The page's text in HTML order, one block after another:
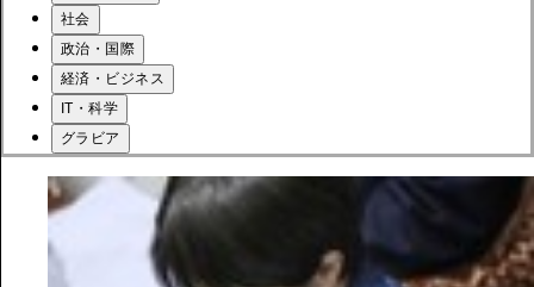
社会
政治・国際
経済・ビジネス
IT・科学
グラビア